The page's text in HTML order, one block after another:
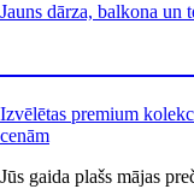
Jauns dārza, balkona un
Izvēlētas premium
cenām
Jūs gaida plašs mājas